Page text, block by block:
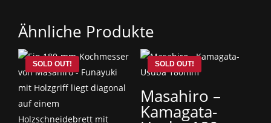
Ähnliche Produkte
Masahiro –
Kamagata-